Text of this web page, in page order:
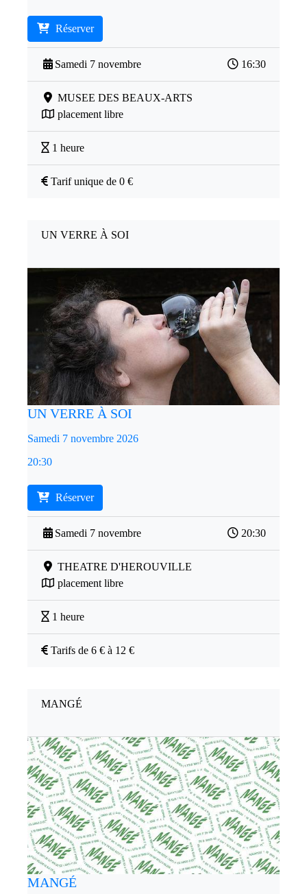
Réserver
Samedi 7 novembre 16:30
MUSEE DES BEAUX-ARTS
placement libre
1 heure
Tarif unique de 0 €
UN VERRE À SOI
UN VERRE À SOI
Samedi 7 novembre 2026
20:30
Réserver
Samedi 7 novembre 20:30
THEATRE D'HEROUVILLE
placement libre
1 heure
Tarifs de 6 € à 12 €
MANGÉ
MANGÉ